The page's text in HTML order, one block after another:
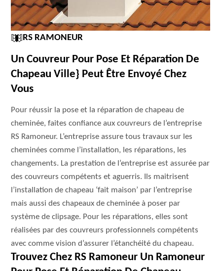
RS RAMONEUR
Un Couvreur Pour Pose Et Réparation De
Chapeau Ville} Peut Être Envoyé Chez
Vous
Pour réussir la pose et la réparation de chapeau de
cheminée, faites confiance aux couvreurs de l’entreprise
RS Ramoneur. L’entreprise assure tous travaux sur les
cheminées comme l’installation, les réparations, les
changements. La prestation de l’entreprise est assurée par
des couvreurs compétents et aguerris. Ils maitrisent
l’installation de chapeau ‘fait maison’ par l’entreprise
mais aussi des chapeaux de cheminée à poser par
système de clipsage. Pour les réparations, elles sont
réalisées par des couvreurs professionnels compétents
avec comme vision d’assurer l’étanchéité du chapeau.
Trouvez Chez RS Ramoneur Un Ramoneur